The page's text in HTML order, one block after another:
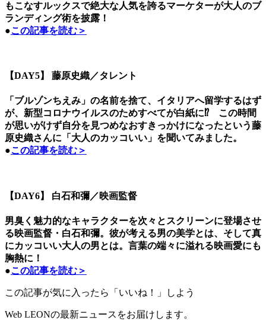
もこなすルックスで絶大な人気を誇るマーケターが大人のブ
ランディング術を披露！
●この記事を読む＞
【DAY5】 藤原史織／タレント
「ブルゾンちえみ」の名前を捨て、イタリアへ留学するはず
が、新型コロナウイルスのためすべてが白紙に⁉ この時間
が思いがけず自分を見つめなおすきっかけになったという藤
原史織さんに「大人のカッコいい」を聞いてみました。
●この記事を読む＞
【DAY6】 白石和彌／映画監督
男臭く魅力的なキャラクターを次々とスクリーンに登場させ
る映画監督・白石和彌。彼が考える男の美学とは、そして真
にカッコいい大人の男とは。言葉の端々に溢れる映画愛にも
胸熱に！
●この記事を読む＞
この記事が気に入ったら「いいね！」しよう
Web LEONの最新ニュースをお届けします。